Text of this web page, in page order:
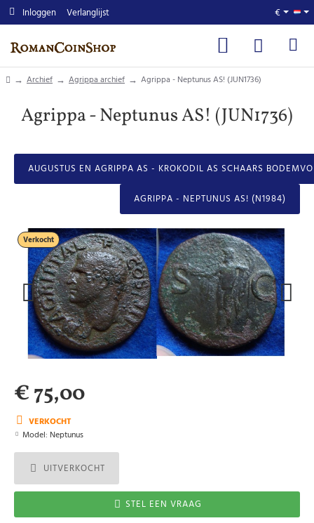
Inloggen Verlanglijst €
homeArchief Agrippa archief Agrippa - Neptunus AS! (JUN1736)
Agrippa - Neptunus AS! (JUN1736)
AUGUSTUS EN AGRIPPA AS - KROKODIL AS SCHAARS
AGRIPPA - NEPTUNUS AS! (N1984)
Verkocht
VERKOCHT
Model: Neptunus
€ 75,00
UITVERKOCHT
STEL EEN VRAAG